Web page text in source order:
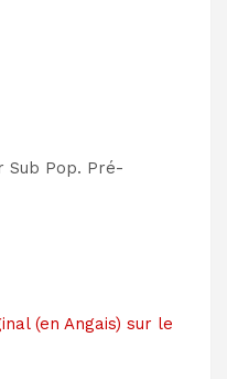
Sub Pop. Pré-
(en Angais) sur le